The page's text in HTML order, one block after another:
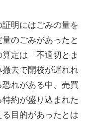
明にはごみの量を
のごみがあったと
定は「不適切とま
去で開校が遅れれ
れがある中、売買
約が盛り込まれた
目的があったとは